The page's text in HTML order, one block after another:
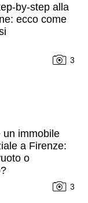
by-step alla
ecco come
3
un immobile
a Firenze:
o
3